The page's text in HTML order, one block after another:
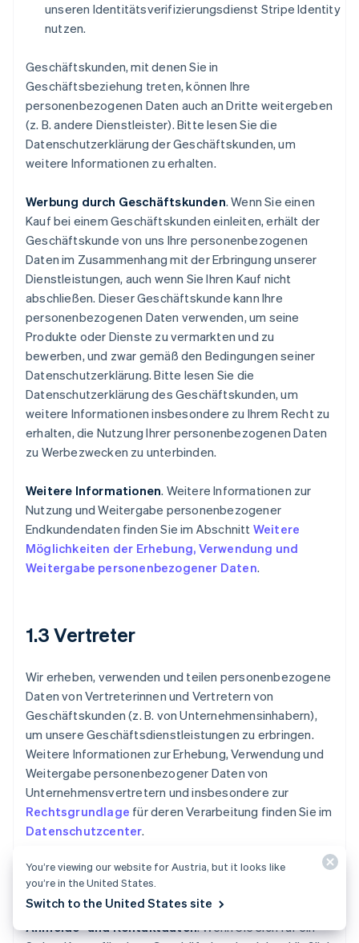
unseren Identitätsverifizierungsdienst Stripe Identity
nutzen.
Geschäftskunden, mit denen Sie in
Geschäftsbeziehung treten, können Ihre
personenbezogenen Daten auch an Dritte weitergeben
(z. B. andere Dienstleister). Bitte lesen Sie die
Datenschutzerklärung der Geschäftskunden, um
weitere Informationen zu erhalten.
Werbung durch Geschäftskunden. Wenn Sie einen
Kauf bei einem Geschäftskunden einleiten, erhält der
Geschäftskunde von uns Ihre personenbezogenen
Daten im Zusammenhang mit der Erbringung unserer
Dienstleistungen, auch wenn Sie Ihren Kauf nicht
abschließen. Dieser Geschäftskunde kann Ihre
personenbezogenen Daten verwenden, um seine
Produkte oder Dienste zu vermarkten und zu
bewerben, und zwar gemäß den Bedingungen seiner
Datenschutzerklärung. Bitte lesen Sie die
Datenschutzerklärung des Geschäftskunden, um
weitere Informationen insbesondere zu Ihrem Recht zu
erhalten, die Nutzung Ihrer personenbezogenen Daten
zu Werbezwecken zu unterbinden.
Weitere Informationen. Weitere Informationen zur
Nutzung und Weitergabe personenbezogener
Endkundendaten finden Sie im Abschnitt Weitere
Möglichkeiten der Erhebung, Verwendung und
Weitergabe personenbezogener Daten.
1.3 Vertreter
Wir erheben, verwenden und teilen personenbezogene
Daten von Vertreterinnen und Vertretern von
Geschäftskunden (z. B. von Unternehmensinhabern),
um unsere Geschäftsdienstleistungen zu erbringen.
Weitere Informationen zur Erhebung, Verwendung und
Weitergabe personenbezogener Daten von
Unternehmensvertretern und insbesondere zur
Rechtsgrundlage für deren Verarbeitung finden Sie im
Datenschutzcenter.
a. Erfassung personenbezogener
Vertreterdaten
Anmelde- und Kontaktdaten. Wenn Sie sich für ein
You’re viewing our website for Austria, but it looks like
you’re in the United States.
Switch to the United States site